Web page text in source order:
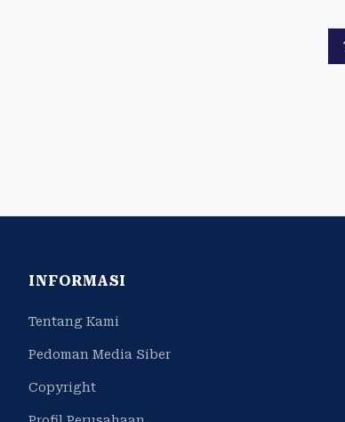
INFORMASI
Tentang Kami
Pedoman Media Siber
Copyright